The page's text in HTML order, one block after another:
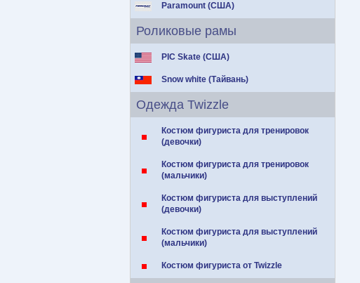
Paramount (США)
Роликовые рамы
PIC Skate (США)
Snow white (Тайвань)
Одежда Twizzle
Костюм фигуриста для тренировок
(девочки)
Костюм фигуриста для тренировок
(мальчики)
Костюм фигуриста для выступлений
(девочки)
Костюм фигуриста для выступлений
(мальчики)
Костюм фигуриста от Twizzle